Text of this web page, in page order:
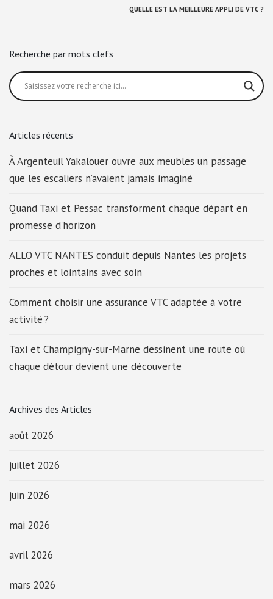
QUELLE EST LA MEILLEURE APPLI DE VTC ?
Recherche par mots clefs
Articles récents
À Argenteuil Yakalouer ouvre aux meubles un passage
que les escaliers n’avaient jamais imaginé
Quand Taxi et Pessac transforment chaque départ en
promesse d’horizon
ALLO VTC NANTES conduit depuis Nantes les projets
proches et lointains avec soin
Comment choisir une assurance VTC adaptée à votre
activité ?
Taxi et Champigny-sur-Marne dessinent une route où
chaque détour devient une découverte
Archives des Articles
août 2026
juillet 2026
juin 2026
mai 2026
avril 2026
mars 2026